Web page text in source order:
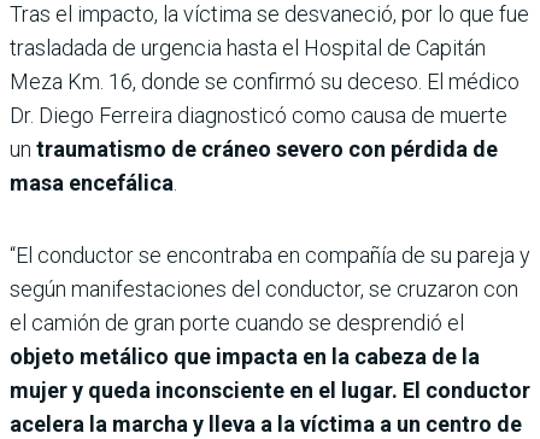
Tras el impacto, la víctima se desvaneció, por lo que fue
trasladada de urgencia hasta el Hospital de Capitán
Meza Km. 16, donde se confirmó su deceso. El médico
Dr. Diego Ferreira diagnosticó como causa de muerte
un traumatismo de cráneo severo con pérdida de
masa encefálica.
“El conductor se encontraba en compañía de su pareja y
según manifestaciones del conductor, se cruzaron con
el camión de gran porte cuando se desprendió el
objeto metálico que impacta en la cabeza de la
mujer y queda inconsciente en el lugar. El conductor
acelera la marcha y lleva a la víctima a un centro de